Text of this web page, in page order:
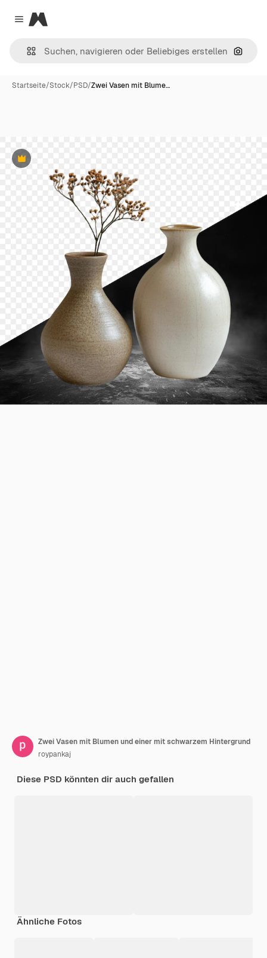
Close menu
Magnific
Nach
Startseite/Stock/PSD/Zwei Vasen mit Blume…
Premium
Zwei Vasen mit Blumen und einer mit schwarzem Hintergrund
roypankaj
Diese PSD könnten dir auch gefallen
Ähnliche Fotos